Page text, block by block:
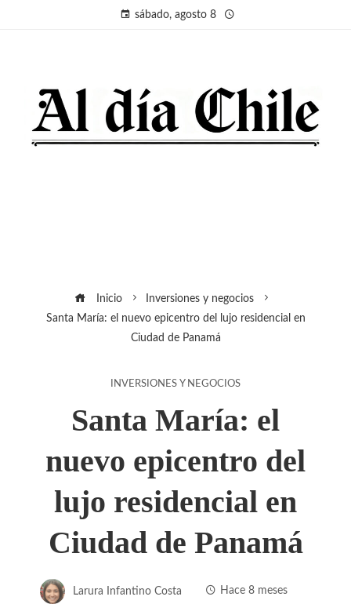
sábado, agosto 8
Inicio
Inversiones y negocios
Santa María: el nuevo epicentro del lujo residencial en
Ciudad de Panamá
INVERSIONES Y NEGOCIOS
Santa María: el
nuevo epicentro del
lujo residencial en
Ciudad de Panamá
Larura Infantino Costa Hace 8 meses